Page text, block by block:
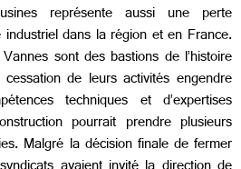
représente aussi une perte
dans la région et en France.
sont des bastions de l’histoire
de leurs activités engendre
techniques et d’expertises
pourrait prendre plusieurs
Malgré la décision finale de fermer